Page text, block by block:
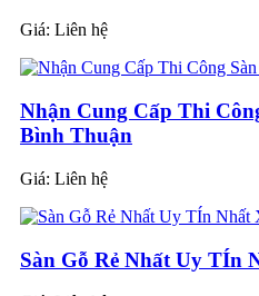
Giá: Liên hệ
Nhận Cung Cấp Thi
Bình Thuận
Giá: Liên hệ
Sàn Gỗ Rẻ Nhất Uy TÍn